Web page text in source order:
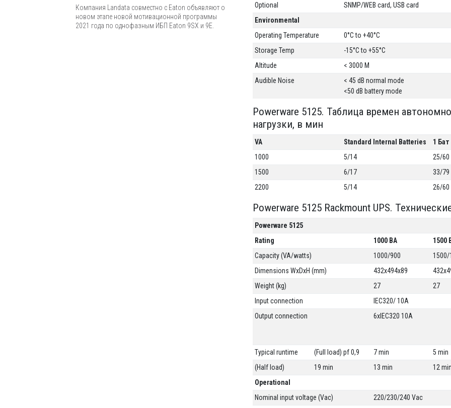
Компания Landata совместно с Eaton объявляют о
новом этапе новой мотивационной программы
2021 года по однофазным ИБП Eaton 9SX и 9E.
Optional
SNMP/WEB card, USB card
Environmental
Operating Temperature
0°C to +40°C
Storage Temp
-15°C to +55°C
Altitude
< 3000 M
Audible Noise
< 45 dB normal mode
<50 dB battery mode
Powerware 5125. Таблица времен
нагрузки, в мин
VA Standard Internal Batteries
1 Бат
1000
5/14
25/60
1500
6/17
33/79
2200
5/14 26/60
Powerware 5125 Rackmount UPS.
Powerware 5125
Rating
1000 ВА
1500
Capacity (VA/watts)
1000/900
1500/
Dimensions WxDxH (mm)
432x494x89
Weight (kg)
27
27
Input connection
IEC320/ 10A
Output connection
6xIEC320 10A
Typical runtime (Full load) pf 0,9 7 min
5 min
(Half load)
19 min 13 min
12
Operational
Nominal input voltage (Vac)
220/230/240 Vac